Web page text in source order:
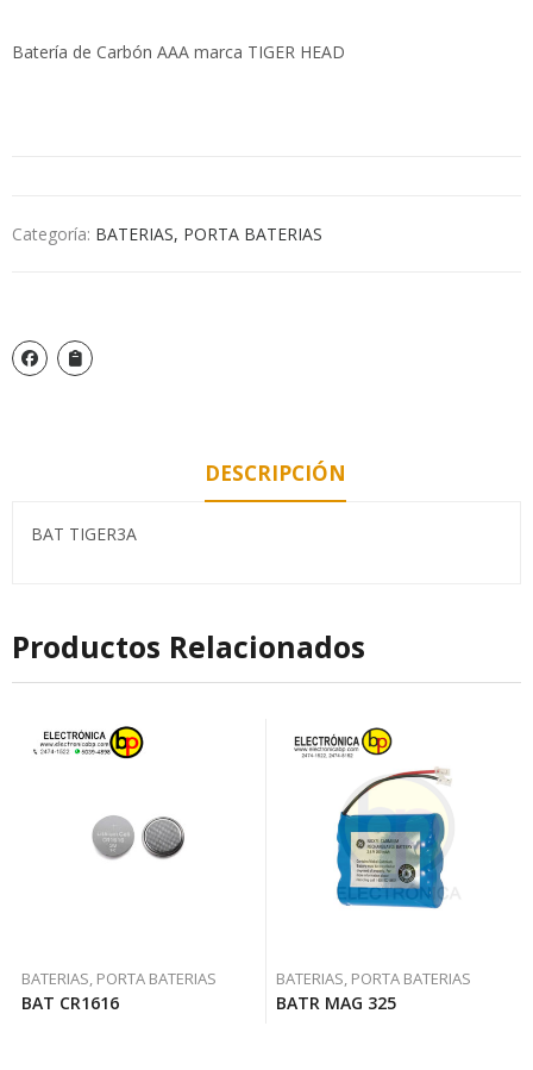
Batería de Carbón AAA marca TIGER HEAD
Categoría: BATERIAS, PORTA BATERIAS
DESCRIPCIÓN
BAT TIGER3A
Productos Relacionados
BATERIAS, PORTA BATERIAS
BAT CR1616
BATERIAS, PORTA BATERIAS
BATR MAG 325